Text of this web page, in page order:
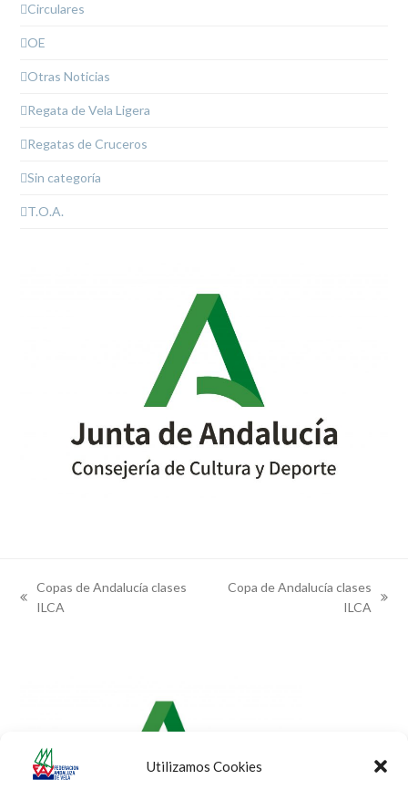
Utilizamos Cookies
Circulares
OE
Otras Noticias
Regata de Vela Ligera
Regatas de Cruceros
Sin categoría
T.O.A.
previous
Copas de Andalucía clases
ILCA
Copa de Andalucía clases
ILCA